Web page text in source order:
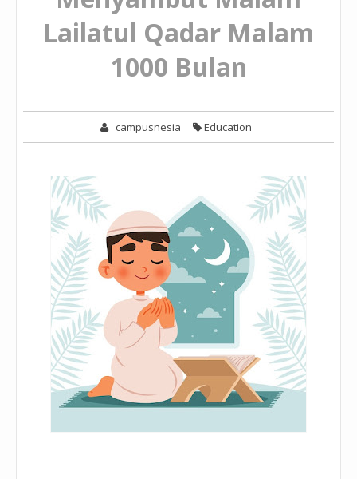
Lailatul Qadar Malam
1000 Bulan
campusnesia Education